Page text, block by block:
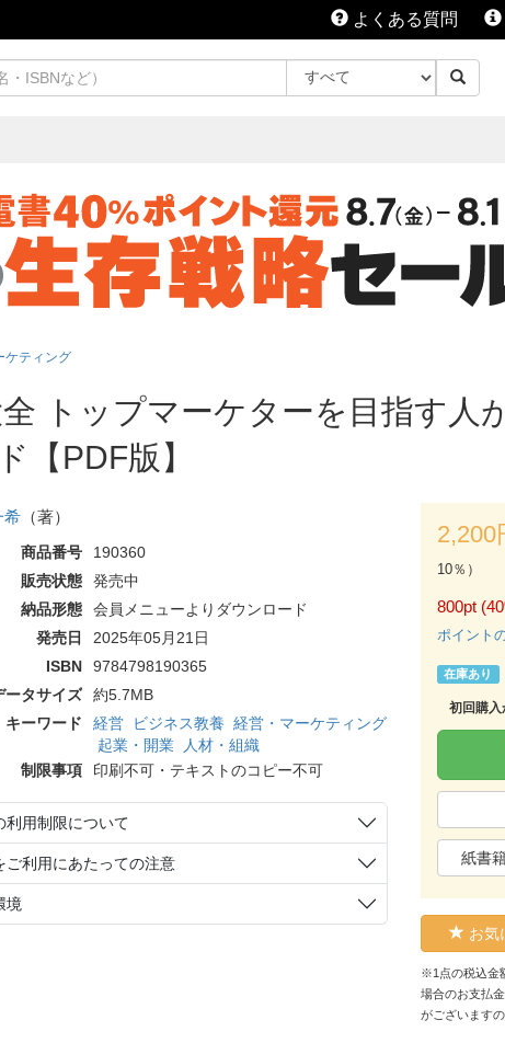
よくある質問
ケティング
トップマーケターを目指す人
【PDF版】
希（著）
商品番号
190360
販売状態
発売中
納品形態
会員メニューよりダウンロード
発売日
2025年05月21日
ISBN
9784798190365
ータサイズ
約5.7MB
キーワード
経営 ビジネス教養 経営・マーケティング
起業・開業
人材・組織
制限事項
印刷不可・テキストのコピー不可
利用制限について
ご利用にあたっての注意
境
2,200
10％）
800pt
ポイント
在庫あり
初回購入
紙書
お気
※1点の税込金
場合のお支払
がございます